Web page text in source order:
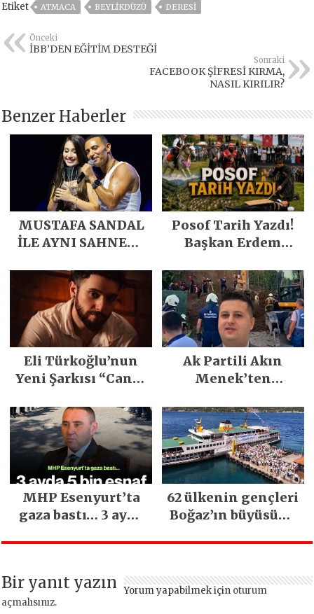
Etiket ATMACA BEYLIKDÜZÜ DERESİ
Önceki
İBB’DEN EĞİTİM DESTEĞİ
Sonraki
FACEBOOK ŞİFRESİ KIRMA,
NASIL KIRILIR?
Benzer Haberler
MUSTAFA SANDAL
İLE AYNI SAHNEDE
Posof Tarih Yazdı!
Başkan Erdem
Emeğiyle Son
Yılların En Büyük
Festivali
Gerçekleşti
Eli Türkoğlu’nun
Yeni Şarkısı “Canın
İlgi Gördü!..
Ak Partili Akın
Menek’ten
heyelan sonrası
kritik uyarı
MHP Esenyurt’ta
gaza bastı… 3 ayda
edildi
62 ülkenin gençleri
Boğaz’ın büyüsüne
Bir yanıt yazın Yorum yapabilmek için oturum
açmalısınız.